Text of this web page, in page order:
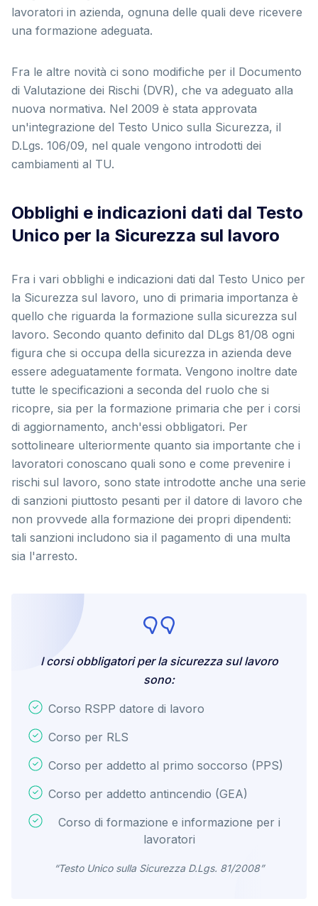
lavoratori in azienda, ognuna delle quali deve ricevere
una formazione adeguata.
Fra le altre novità ci sono modifiche per il Documento
di Valutazione dei Rischi (DVR), che va adeguato alla
nuova normativa. Nel 2009 è stata approvata
un'integrazione del Testo Unico sulla Sicurezza, il
D.Lgs. 106/09, nel quale vengono introdotti dei
cambiamenti al TU.
Obblighi e indicazioni dati dal Testo
Unico per la Sicurezza sul lavoro
Fra i vari obblighi e indicazioni dati dal Testo Unico per
la Sicurezza sul lavoro, uno di primaria importanza è
quello che riguarda la formazione sulla sicurezza sul
lavoro. Secondo quanto definito dal DLgs 81/08 ogni
figura che si occupa della sicurezza in azienda deve
essere adeguatamente formata. Vengono inoltre date
tutte le specificazioni a seconda del ruolo che si
ricopre, sia per la formazione primaria che per i corsi
di aggiornamento, anch'essi obbligatori. Per
sottolineare ulteriormente quanto sia importante che i
lavoratori conoscano quali sono e come prevenire i
rischi sul lavoro, sono state introdotte anche una serie
di sanzioni piuttosto pesanti per il datore di lavoro che
non provvede alla formazione dei propri dipendenti:
tali sanzioni includono sia il pagamento di una multa
sia l'arresto.
I corsi obbligatori per la sicurezza sul lavoro
sono:
Corso RSPP datore di lavoro
Corso per RLS
Corso per addetto al primo soccorso (PPS)
Corso per addetto antincendio (GEA)
Corso di formazione e informazione per i
lavoratori
“Testo Unico sulla Sicurezza D.Lgs. 81/2008”